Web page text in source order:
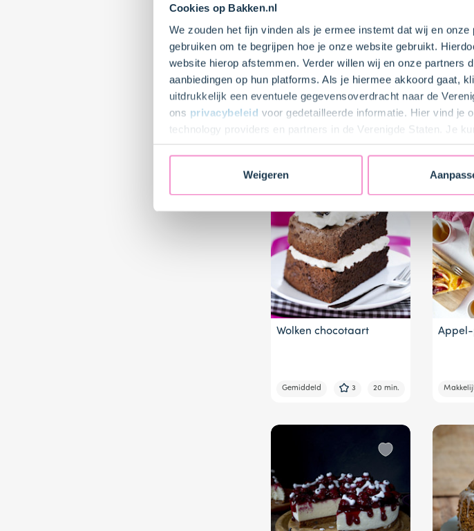
Cookies op Bakken.nl
We zouden het fijn vinden als je ermee instemt dat wij en
gebruiken om te begrijpen hoe je onze website gebruikt.
website hierop afstemmen. Verder willen wij en onze partners
aanbiedingen op hun platforms. Als je hiermee akkoord gaat,
uitdrukkelijk een eventuele gegevensoverdracht naar de
ons privacybeleid voor gedetailleerde informatie. Hier vind je
technology providers en partners in de Verenigde Staten. Je
toestemming intrekken.
Weigeren
35 min. 0
Beequip's Rotterdams
Cheesecake
met
Item
1
of
Wolken chocotaart
Gemiddeld 3 20 min.